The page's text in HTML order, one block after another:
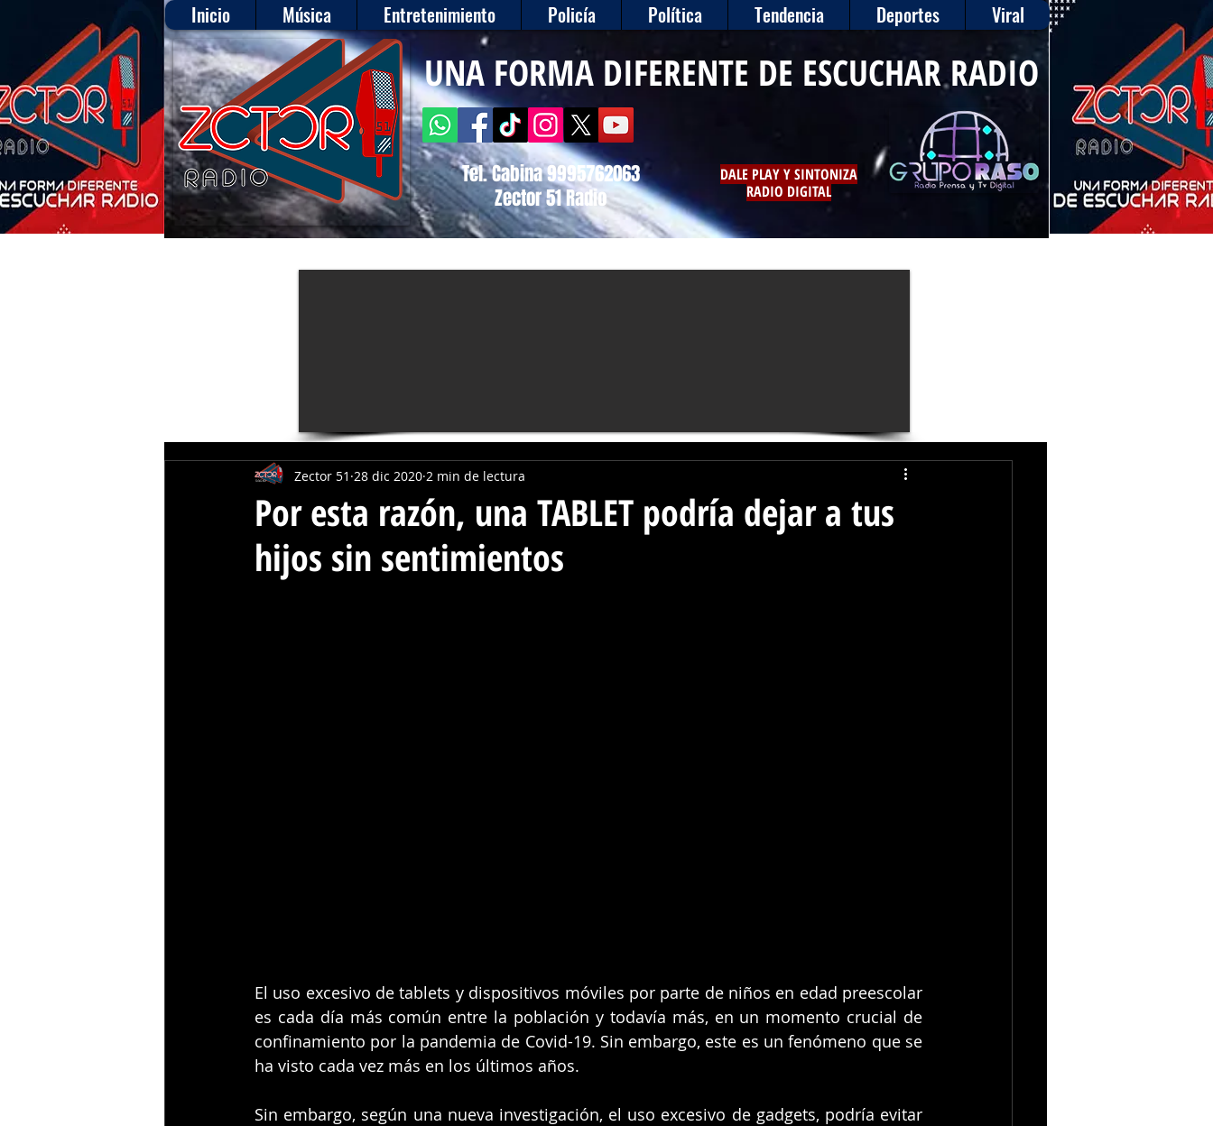
Inicio Música Entretenimiento Policía Política Tendencia Deportes Viral
Tel. Cabina 9995762063
Zector 51 Radio
DALE PLAY Y SINTONIZA
RADIO DIGITAL
UNA FORMA DIFERENTE DE ESCUCHAR RADIO
Por esta razón, una TABLET podría dejar a tus
hijos sin sentimientos
Zector 51 28 dic 2020 2 min de lectura
El uso excesivo de tablets y dispositivos móviles por parte de niños en edad preescolar
es cada día más común entre la población y todavía más, en un momento crucial de
confinamiento por la pandemia de Covid-19. Sin embargo, este es un fenómeno que se
ha visto cada vez más en los últimos años.
Sin embargo, según una nueva investigación, el uso excesivo de gadgets, podría evitar